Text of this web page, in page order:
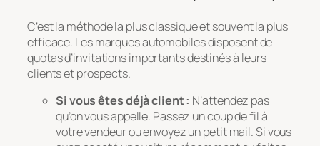
C’est la méthode la plus classique et souvent la plus
efficace. Les marques automobiles disposent de
quotas d’invitations importants destinés à leurs
clients et prospects.
Si vous êtes déjà client : N’attendez pas
qu’on vous appelle. Passez un coup de fil à
votre vendeur ou envoyez un petit mail. Si vous